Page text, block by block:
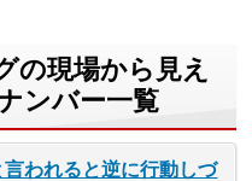
の現場から見え
ンバー一覧
われると逆に行動しづ